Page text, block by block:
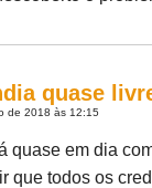
quase
de 2018 às 12:15
quase em dia
que todos os